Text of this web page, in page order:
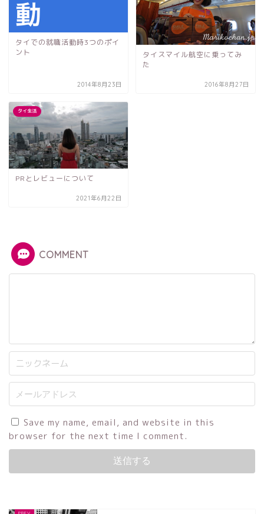
タイでの就職活動時3つのポイ
ント
2014年8月23日
タイスマイル航空に乗ってみ
た
2016年8月27日
タイ生活
PRとレビューについて
2021年6月22日
COMMENT
Save my name, email, and website in this
browser for the next time I comment.